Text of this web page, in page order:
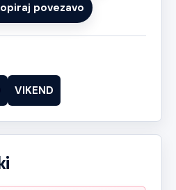
povezavo
VIKEND